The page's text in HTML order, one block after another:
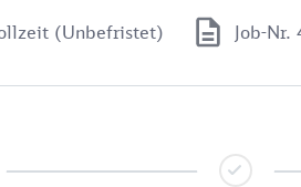
(Unbefristet) Job-Nr.